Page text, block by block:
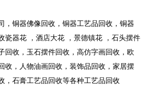
，铜器佛像回收，铜器工艺品回收，铜器
瓷器花 ，酒店大花 ，景德镇花 ，石头摆件
回收，玉石摆件回收，高仿字画回收，欧
收，人物油画回收，装饰品回收，家居摆
，石膏工艺品回收等各种工艺品回收